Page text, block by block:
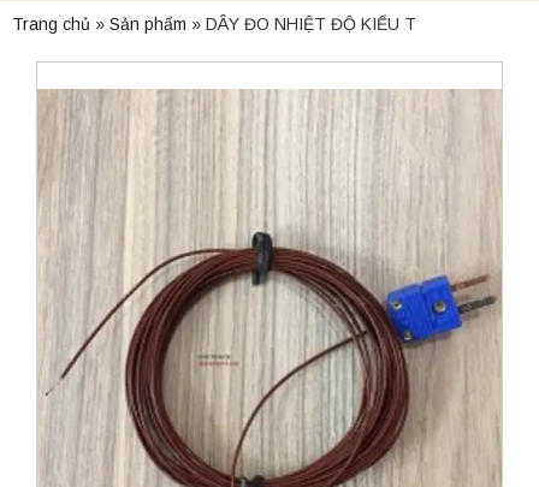
Trang chủ » Sản phẩm » DÂY ĐO NHIỆT ĐỘ KIỂU T